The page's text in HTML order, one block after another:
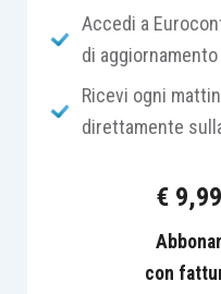
ammontare.
possono trovare
per regolamentare,
, la
eliminare
Accedi a
di
Ricevi ogni
direttamente
€ 9,99
con